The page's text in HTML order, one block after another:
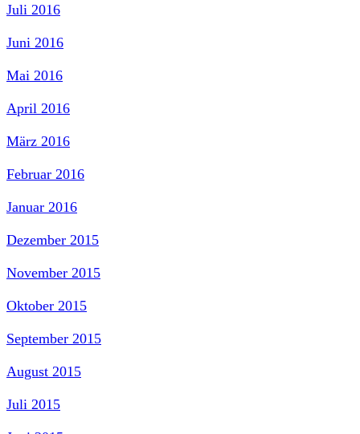
Juli 2016
Juni 2016
Mai 2016
April 2016
März 2016
Februar 2016
Januar 2016
Dezember 2015
November 2015
Oktober 2015
September 2015
August 2015
Juli 2015